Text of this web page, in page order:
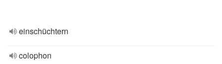
einschüchtern
colophon